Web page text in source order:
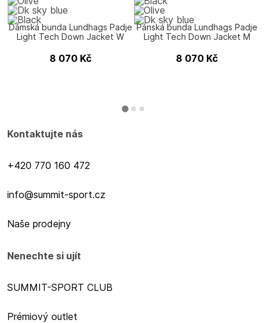
Dámská bunda Lundhags Padje
Light Tech Down Jacket W
8 070 Kč
Pánská bunda Lundhags Padje
Light Tech Down Jacket M
8 070 Kč
Kontaktujte nás
+420 770 160 472
info@summit-sport.cz
Naše prodejny
Nenechte si ujít
SUMMIT-SPORT CLUB
Prémiový outlet